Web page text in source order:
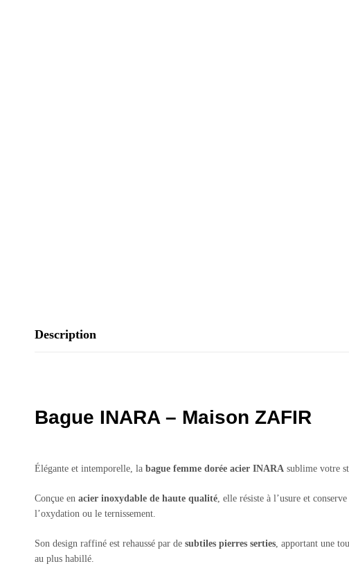
Description
Bague INARA – Maison ZAFIR
Élégante et intemporelle, la bague femme dorée acier INARA sublime votre
Conçue en acier inoxydable de haute qualité , elle résiste à l’usure et
l’oxydation ou le ternissement.
Son design raffiné est rehaussé par de subtiles pierres serties , apportant une
au plus habillé.